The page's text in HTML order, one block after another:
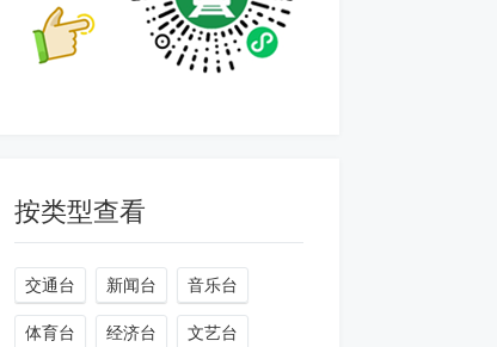
按类型查看
交通台 新闻台 音乐台
体育台 经济台 文艺台